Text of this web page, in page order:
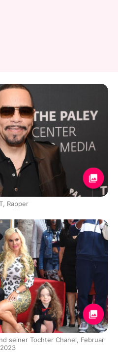
Rapper
seiner Tochter Chanel, Februar
2023